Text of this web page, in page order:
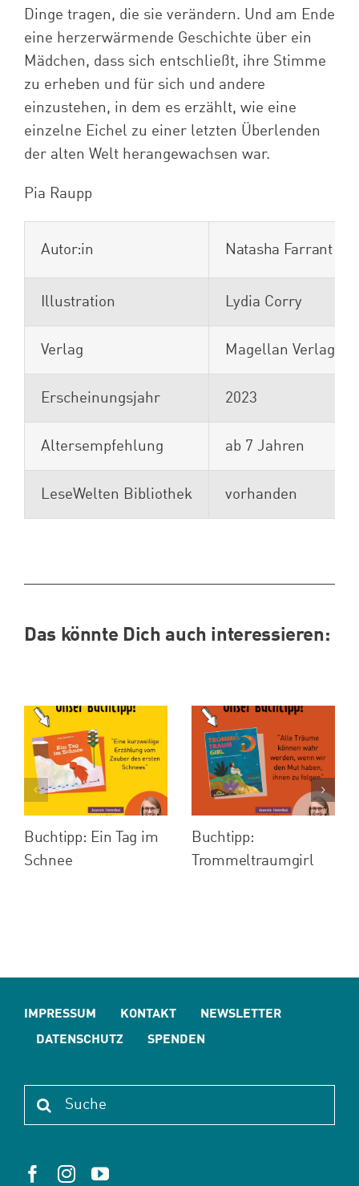
Dinge tragen, die sie verändern. Und am Ende
eine herzerwärmende Geschichte über ein
Mädchen, dass sich entschließt, ihre Stimme
zu erheben und für sich und andere
einzustehen, in dem es erzählt, wie eine
einzelne Eichel zu einer letzten Überlenden
der alten Welt herangewachsen war.
Pia Raupp
Autor:in Natasha Farrant
Illustration Lydia Corry
Verlag Magellan Verlag
Erscheinungsjahr 2023
Altersempfehlung ab 7 Jahren
LeseWelten Bibliothek vorhanden
Das könnte Dich auch interessieren:
Buchtipp: Ein Tag im
Schnee
Buchtipp:
Trommeltraumgirl
IMPRESSUM KONTAKT
NEWSLETTER
DATENSCHUTZ
SPENDEN
Suche